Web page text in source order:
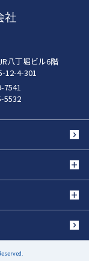
八丁堀ビル6階
12-4-301
7541
5532